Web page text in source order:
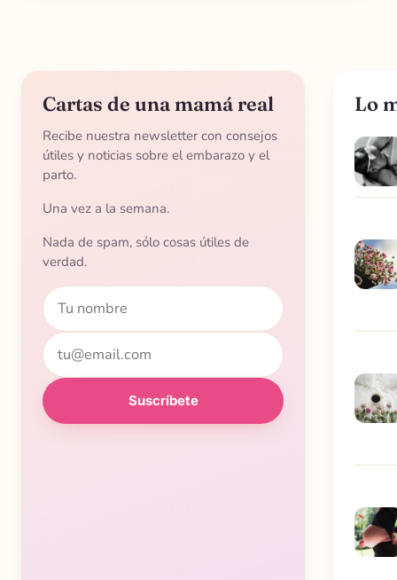
Cartas de una mamá real
Recibe nuestra newsletter con consejos
útiles y noticias sobre el embarazo y el
parto.
Una vez a la semana.
Nada de spam, sólo cosas útiles de
verdad.
Nombre
Email
Suscríbete
Lo